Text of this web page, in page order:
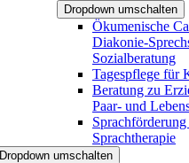
Dropdown umschalten
Ökumenische
Diakonie-
Sozialberatung
Tagespflege für
Beratung zu
Paar- und
Sprachförderung
Sprachtherapie
Dropdown umschalten